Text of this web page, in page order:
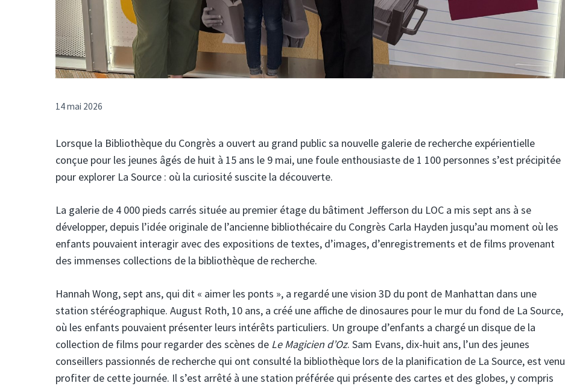
14 mai 2026
Lorsque la Bibliothèque du Congrès a ouvert au grand public sa nouvelle galerie de recherche expérientielle
conçue pour les jeunes âgés de huit à 15 ans le 9 mai, une foule enthousiaste de 1 100 personnes s’est précipitée
pour explorer La Source : où la curiosité suscite la découverte.
La galerie de 4 000 pieds carrés située au premier étage du bâtiment Jefferson du LOC a mis sept ans à se
développer, depuis l’idée originale de l’ancienne bibliothécaire du Congrès Carla Hayden jusqu’au moment où les
enfants pouvaient interagir avec des expositions de textes, d’images, d’enregistrements et de films provenant
des immenses collections de la bibliothèque de recherche.
Hannah Wong, sept ans, qui dit « aimer les ponts », a regardé une vision 3D du pont de Manhattan dans une
station stéréographique. August Roth, 10 ans, a créé une affiche de dinosaures pour le mur du fond de La Source,
où les enfants pouvaient présenter leurs intérêts particuliers. Un groupe d’enfants a chargé un disque de la
collection de films pour regarder des scènes de Le Magicien d’Oz. Sam Evans, dix-huit ans, l’un des jeunes
conseillers passionnés de recherche qui ont consulté la bibliothèque lors de la planification de La Source, est venu
profiter de cette journée. Il s’est arrêté à une station préférée qui présente des cartes et des globes, y compris